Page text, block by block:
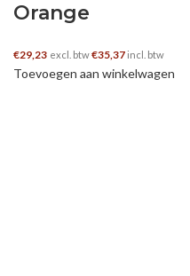
Orange
€29,23 excl. btw€35,37 incl. btw
Toevoegen aan winkelwagen